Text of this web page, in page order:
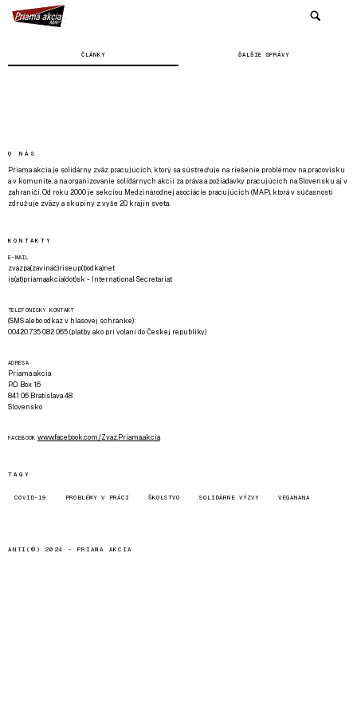
ČLÁNKY ĎALŠIE SPRÁVY
O NÁS
Priama akcia je solidárny zväz pracujúcich, ktorý sa sústreďuje na riešenie problémov na pracovisku
a v komunite, a na organizovanie solidárnych akcií za práva a požiadavky pracujúcich na Slovensku aj v
zahraničí. Od roku 2000 je sekciou Medzinárodnej asociácie pracujúcich (MAP), ktorá v súčasnosti
združuje zväzy a skupiny z vyše 20 krajín sveta.
KONTAKTY
E-MAIL
zvazpa(zavináč)riseup(bodka)net
is(at)priamaakcia(dot)sk - International Secretariat
TELEFONICKÝ KONTAKT
(SMS alebo odkaz v hlasovej schránke):
00420 735 082 065 (platby ako pri volaní do Českej republiky)
ADRESA
Priama akcia
P.O. Box 16
841 06 Bratislava 48
Slovensko
FACEBOOK www.facebook.com/Zvaz.Priama.akcia
TAGY
COVID-19 PROBLÉMY V PRÁCI ŠKOLSTVO SOLIDÁRNE VÝZVY VEGANANA
ANTI(©) 2024 - PRIAMA AKCIA